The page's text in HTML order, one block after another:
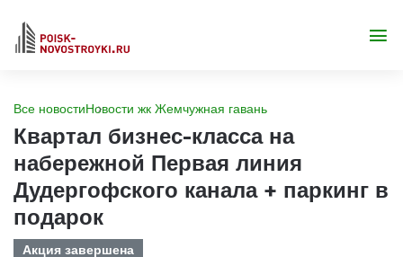
Все новостиНовости жк Жемчужная гавань
Квартал бизнес-класса на
набережной Первая линия
Дудергофского канала + паркинг в
подарок
Акция завершена